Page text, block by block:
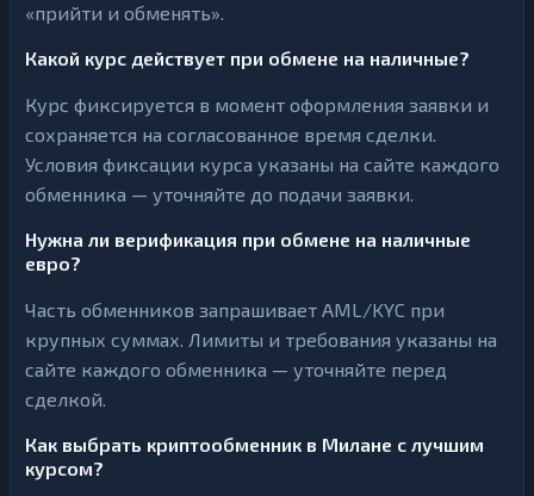
«прийти и обменять».
Какой курс действует при обмене на наличные?
Курс фиксируется в момент оформления заявки и
сохраняется на согласованное время сделки.
Условия фиксации курса указаны на сайте каждого
обменника — уточняйте до подачи заявки.
Нужна ли верификация при обмене на наличные
евро?
Часть обменников запрашивает AML/KYC при
крупных суммах. Лимиты и требования указаны на
сайте каждого обменника — уточняйте перед
сделкой.
Как выбрать криптообменник в Милане с лучшим
курсом?